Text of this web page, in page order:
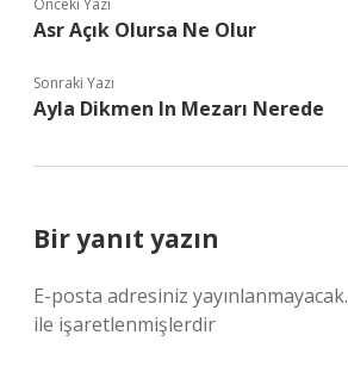
Önceki Yazı
Asr Açık Olursa Ne Olur
Sonraki Yazı
Ayla Dikmen In Mezarı Nerede
Bir yanıt yazın
E-posta adresiniz yayınlanmayacak.
ile işaretlenmişlerdir